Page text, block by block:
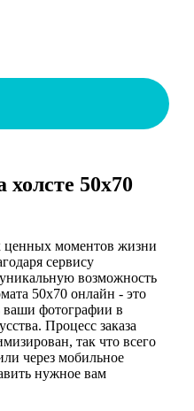
холсте 50х70
ценных моментов жизни
сервису
возможность
50х70 онлайн - это
ваши фотографии в
Процесс заказа
так что всего
через мобильное
нужное вам